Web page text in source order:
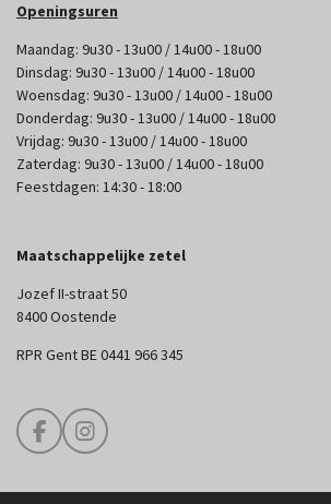
Openingsuren
Maandag: 9u30 - 13u00 / 14u00 - 18u00
Dinsdag: 9u30 - 13u00 / 14u00 - 18u00
Woensdag: 9u30 - 13u00 / 14u00 - 18u00
Donderdag: 9u30 - 13u00 / 14u00 - 18u00
Vrijdag: 9u30 - 13u00 / 14u00 - 18u00
Zaterdag: 9u30 - 13u00 / 14u00 - 18u00
Feestdagen: 14:30 - 18:00
Maatschappelijke zetel
Jozef II-straat 50
8400 Oostende
RPR Gent BE 0441 966 345
F
a
I
n